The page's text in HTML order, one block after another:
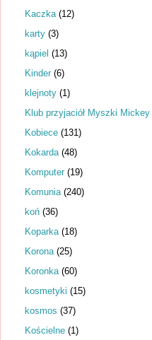
Kaczka (12)
karty (3)
kąpiel (13)
Kinder (6)
klejnoty (1)
Klub przyjaciół Myszki Mickey
Kobiece (131)
Kokarda (48)
Komputer (19)
Komunia (240)
koń (36)
Koparka (18)
Korona (25)
Koronka (60)
kosmetyki (15)
kosmos (37)
Kościelne (1)